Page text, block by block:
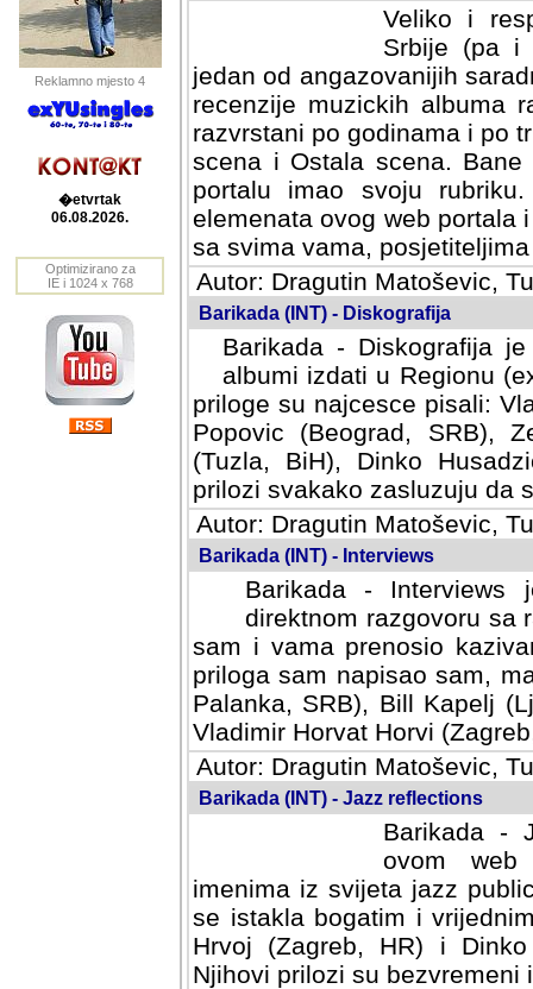
Reklamno mjesto 4
�etvrtak
06.08.2026.
Optimizirano za
IE i 1024 x 768
Veliko i
Srbije (pa i
jedan od angazovanijih
recenzije muzickih albuma
razvrstani po godinama i po
scena i Ostala scena.
portalu imao svoju
elemenata ovog web portala
sa svima vama,
Autor: Dragutin Matoševic,
Barikada (INT) - Diskografija
Barikada - Diskografija
albumi izdati u Regionu
priloge su najcesce pisali:
Popovic (Beograd, SRB),
(Tuzla, BiH), Dinko
prilozi svakako zasluzuju da
Autor: Dragutin Matoševic,
Barikada (INT) - Interviews
Barikada -
direktnom razgovoru sa
sam i vama prenosio
priloga sam napisao sam,
Palanka, SRB), Bill Kapelj
Vladimir Horvat Horvi
Autor: Dragutin Matoševic,
Barikada (INT) - Jazz reflections
Barikada -
ovom web
imenima iz svijeta jazz
se istakla bogatim i
Hrvoj (Zagreb, HR) i
Njihovi prilozi su bezvremeni